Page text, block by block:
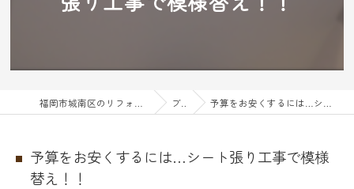
ブログ 予算をお安くするには…シート張り工事で模様替え！！
予算をお安くするには…シート張り工事で模様
替え！！